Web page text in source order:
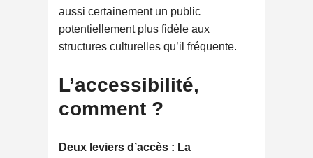
aussi certainement un public
potentiellement plus fidèle aux
structures culturelles qu’il fréquente.
L’accessibilité,
comment ?
Deux leviers d’accès : La